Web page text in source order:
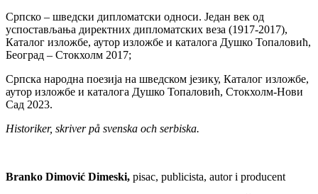
Српско – шведски дипломатски односи. Један век од
успостављања директних дипломатских веза (1917-2017),
Каталог изложбе, аутор изложбе и каталога Душко Топаловић,
Београд – Стокхолм 2017;
Српска народна поезија на шведском језику, Каталог изложбе,
аутор изложбе и каталога Душко Топаловић, Стокхолм-Нови
Сад 2023.
Historiker, skriver på svenska och serbiska.
Branko Dimović Dimeski, pisac, publicista, autor i producent